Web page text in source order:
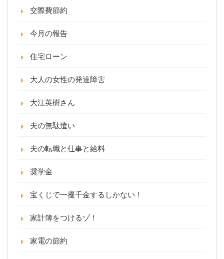
交際費節約
今月の報告
住宅ローン
大人の女性の発達障害
大江英樹さん
夫の無駄遣い
夫の転職と仕事と給料
奨学金
宝くじで一攫千金するしかない！
家計簿をつけるゾ！
家電の節約